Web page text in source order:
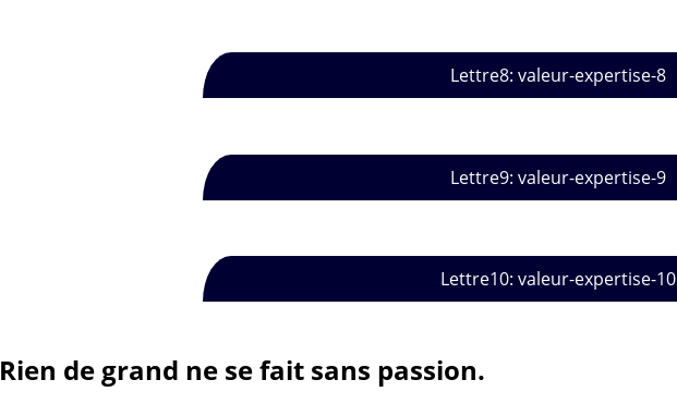
Lettre8: valeur-expertise-8
Lettre9: valeur-expertise-9
Lettre10: valeur-expertise-10
Rien de grand ne se fait sans passion.